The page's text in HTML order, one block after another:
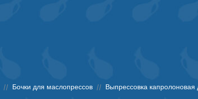
// Бочки для маслопрессов // Выпрессовка